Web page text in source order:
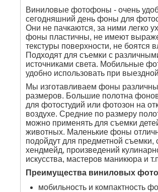
Виниловые фотофоны - очень
сегодняшний день фоны для
Они не пачкаются, за ними легко
фоны пластичны, не имеют
текстуры поверхности, не боятся
Подходят для съемки с
источниками света. Мобильные
удобно использовать при
Мы изготавливаем фоны
размеров. Большие полотна
для фотостудий или фотозон на
воздухе. Средние по размеру
можно применять для съемки
животных. Маленькие фоны
подойдут для предметной съемки,
хендмейд, произведений
искусства, мастеров маникюра и
Преимущества виниловых
мобильность и компактность